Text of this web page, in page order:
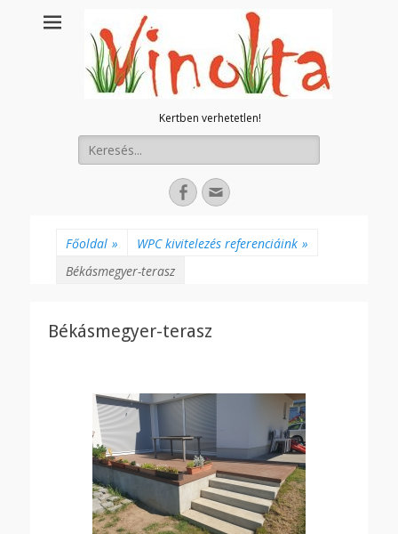
Kertben verhetetlen!
Keresés:
Facebook
E-
mail
Főoldal » WPC kivitelezés referenciáink »
Békásmegyer-terasz
Békásmegyer-terasz